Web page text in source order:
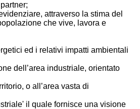
attraverso la stima del
che vive, lavora e
ed i relativi impatti ambientali
dell’area industriale, orientato
o all’area vasta di
il quale fornisce una visione